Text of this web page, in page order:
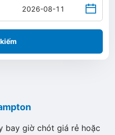
bay giờ chót giá rẻ hoặc